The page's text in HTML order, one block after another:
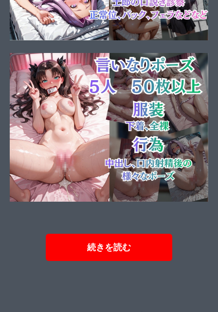
続きを読む